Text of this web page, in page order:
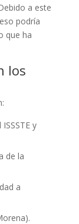
a este
podría
que ha
los
y
de la
a